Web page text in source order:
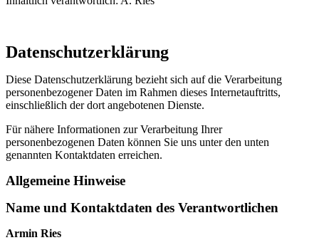
Datenschutzerklärung
Diese Datenschutzerklärung bezieht sich auf die Verarbeitung
personenbezogener Daten im Rahmen dieses Internetauftritts,
einschließlich der dort angebotenen Dienste.
Für nähere Informationen zur Verarbeitung Ihrer
personenbezogenen Daten können Sie uns unter den unten
genannten Kontaktdaten erreichen.
Allgemeine Hinweise
Name und Kontaktdaten des Verantwortlichen
Armin Ries